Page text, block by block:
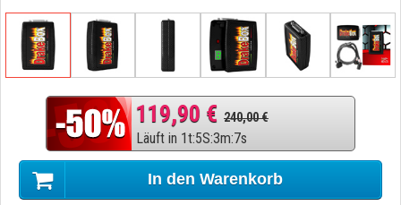
119,90 € 240,00 €
Läuft in 1t:5S:3m:6s
In den Warenkorb